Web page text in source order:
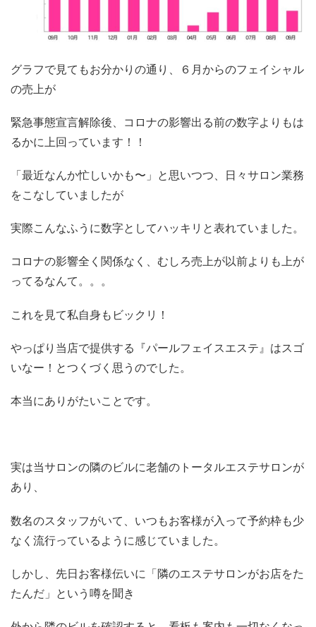
グラフで見てもお分かりの通り、６月からのフェイシャル
の売上が
緊急事態宣言解除後、コロナの影響出る前の数字よりもは
るかに上回っています！！
「最近なんか忙しいかも〜」と思いつつ、日々サロン業務
をこなしていましたが
実際こんなふうに数字としてハッキリと表れていました。
コロナの影響全く関係なく、むしろ売上が以前よりも上が
ってるなんて。。。
これを見て私自身もビックリ！
やっぱり当店で提供する『パールフェイスエステ』はスゴ
いなー！とつくづく思うのでした。
本当にありがたいことです。
実は当サロンの隣のビルに老舗のトータルエステサロンが
あり、
数名のスタッフがいて、いつもお客様が入って予約枠も少
なく流行っているように感じていました。
しかし、先日お客様伝いに「隣のエステサロンがお店をた
たんだ」という噂を聞き